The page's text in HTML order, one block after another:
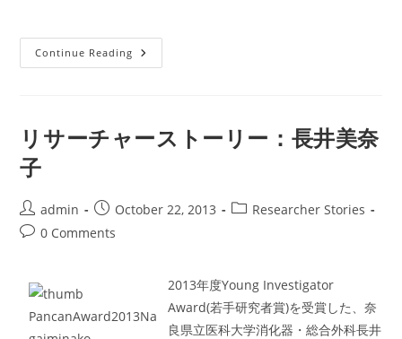
Continue Reading リ
サ
ト
雅
之
リサーチャーストーリー：長井美奈
子
Post
author:
admin
Post
published:
October 22, 2013
PostResearcher Stories
Post0 Comments
2013年度Young Investigator
Award(若手研究者賞)を受賞した、奈
良県立医科大学消化器・総合外科長井